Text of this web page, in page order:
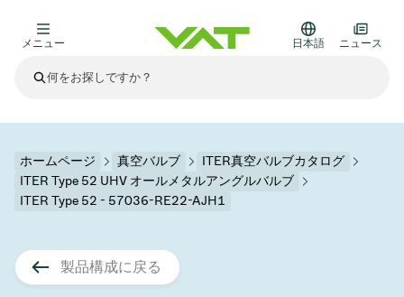
ニュース
日本語
メニュー
真空バルブ
真空コントロールバルブ
フランジコネクタとガスケット
かいけつさく
半導体製造
プロセスコントロールとアイソレーション
ディスプレイのドライエッチング
医療・医薬品分野
真空炉
太陽電池薄膜の蒸着
宇宙シミュレーション
アップグレード＆レトロフィットソリューション
Financial reports
ホームページ 真空バルブ
ITER真空バルブカタログ
ITER Type 52 UHV オールメタルアングルバルブ
ITER Type 52 - 57036-RE22-AJH1
製品構成に戻る